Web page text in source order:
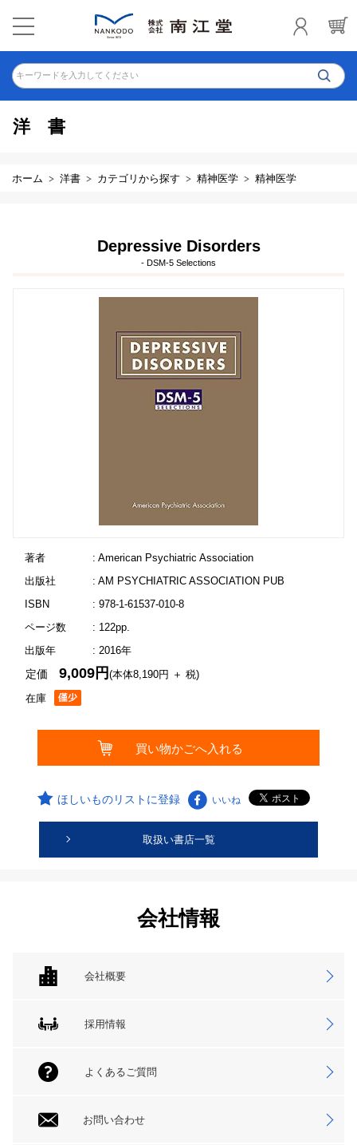
キーワードを入力してください
洋書
ホーム 洋書 カテゴリから探す 精神医学 精神医学
Depressive Disorders
- DSM-5 Selections
著者
: American Psychiatric Association
出版社
: AM PSYCHIATRIC ASSOCIATION PUB
ISBN
: 978-1-61537-010-8
ページ数
: 122pp.
出版年
: 2016年
在庫
定価9,009円(本体8,190円 ＋ 税)
ほしいものリストに登録 いいね
取扱い書店一覧
会社情報
会社概要
採用情報
よくあるご質問
お問い合わせ